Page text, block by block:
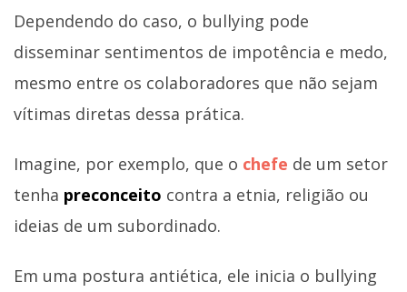
Dependendo do caso, o bullying pode
disseminar sentimentos de impotência e medo,
mesmo entre os colaboradores que não sejam
vítimas diretas dessa prática.
Imagine, por exemplo, que o chefe de um setor
tenha preconceito contra a etnia, religião ou
ideias de um subordinado.
Em uma postura antiética, ele inicia o bullying